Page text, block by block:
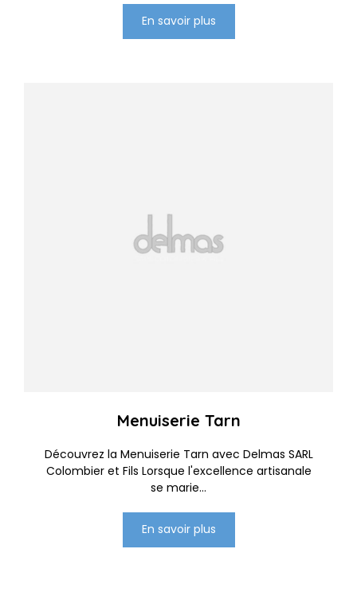
En savoir plus
Menuiserie Tarn
Découvrez la Menuiserie Tarn avec Delmas SARL
Colombier et Fils Lorsque l'excellence artisanale
se marie...
En savoir plus